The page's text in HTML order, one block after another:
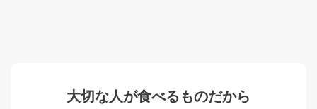
大切な人が食べるものだから